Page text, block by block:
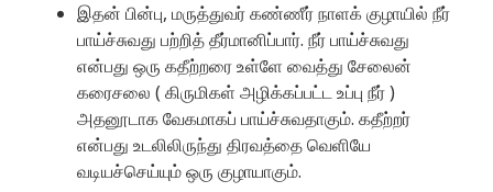
இதன் பின்பு, மருத்துவர் கண்ணீர் நாளக் குழாயில் நீர்
பாய்ச்சுவது பற்றித் தீர்மானிப்பார். நீர் பாய்ச்சுவது
என்பது ஒரு கதீற்றரை உள்ளே வைத்து சேலைன்
கரைசலை ( கிருமிகள் அழிக்கப்பட்ட உப்பு நீர் )
அதனூடாக வேகமாகப் பாய்ச்சுவதாகும். கதீற்றர்
என்பது உடலிலிருந்து திரவத்தை வெளியே
வடியச்செய்யும் ஒரு குழாயாகும்.